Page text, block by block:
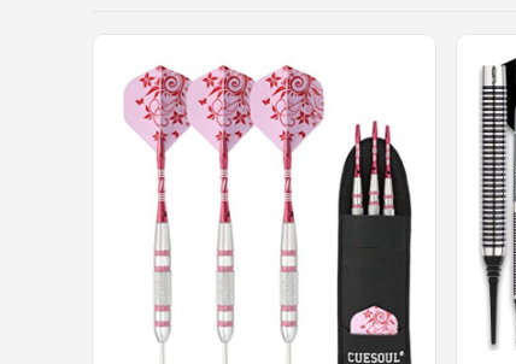
Uitgooilijst
Dartshop
POPULAIRE MERKEN